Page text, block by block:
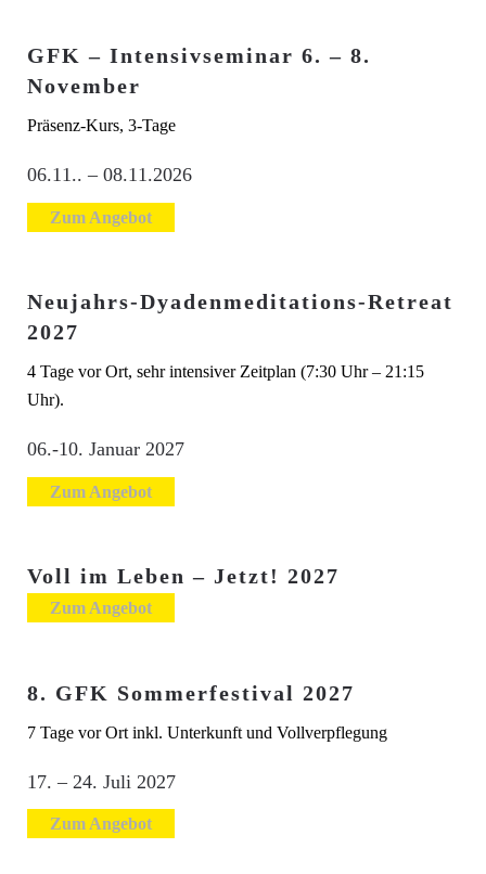
GFK – Intensivseminar 6. – 8.
November
Präsenz-Kurs, 3-Tage
06.11.. – 08.11.2026
Zum Angebot
Neujahrs-Dyadenmeditations-Retreat
2027
4 Tage vor Ort, sehr intensiver Zeitplan (7:30 Uhr – 21:15
Uhr).
06.-10. Januar 2027
Zum Angebot
Voll im Leben – Jetzt! 2027
Zum Angebot
8. GFK Sommerfestival 2027
7 Tage vor Ort inkl. Unterkunft und Vollverpflegung
17. – 24. Juli 2027
Zum Angebot